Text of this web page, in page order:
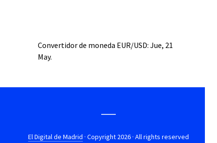
Convertidor de moneda EUR/USD: Jue, 21
May.
El Digital de Madrid · Copyright 2026 · All rights reserved